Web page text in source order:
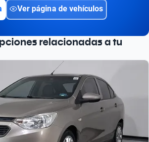
Ver página de vehículos
relacionadas a tu